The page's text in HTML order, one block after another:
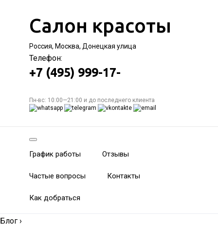
Салон красоты
Россия, Москва, Донецкая улица
Телефон:
+7 (495) 999-17-
Пн-вс: 10:00—21:00 и до последнего клиента
График работы Отзывы
Частые вопросы Контакты
Как добраться
Блог ›